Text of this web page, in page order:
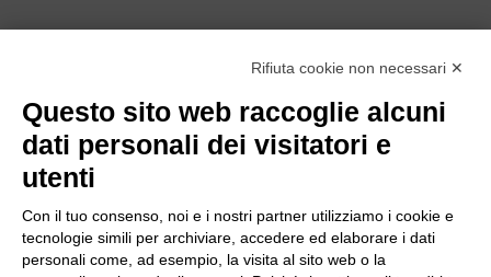
Rifiuta cookie non necessari ✕
Questo sito web raccoglie alcuni
dati personali dei visitatori e
utenti
Con il tuo consenso, noi e i nostri partner utilizziamo i cookie e
tecnologie simili per archiviare, accedere ed elaborare i dati
personali come, ad esempio, la visita al sito web o la